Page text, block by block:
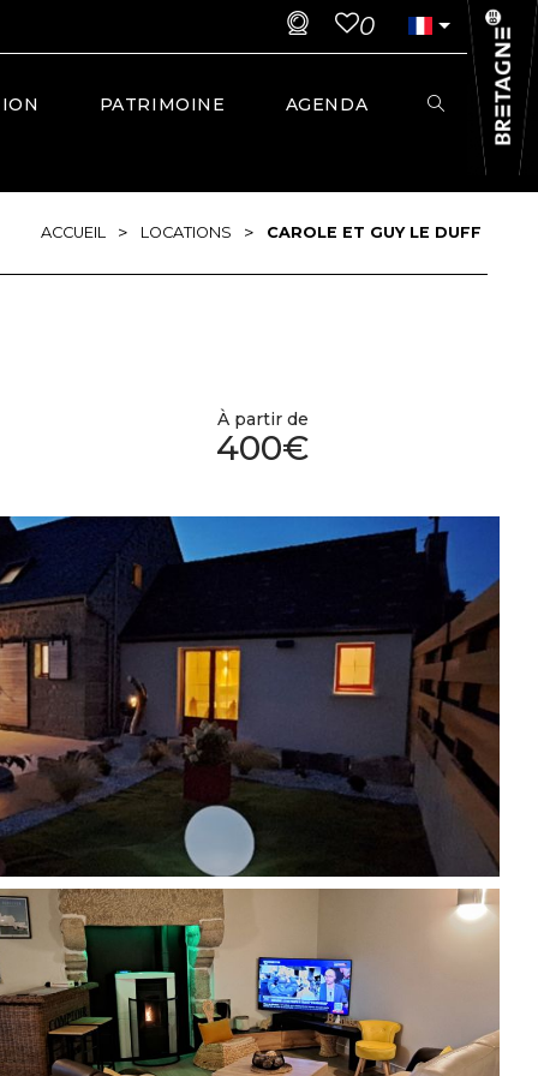
0
PATRIMOINE AGENDA
ACCUEIL > LOCATIONS > CAROLE ET GUY LE DUFF
À partir de
400€